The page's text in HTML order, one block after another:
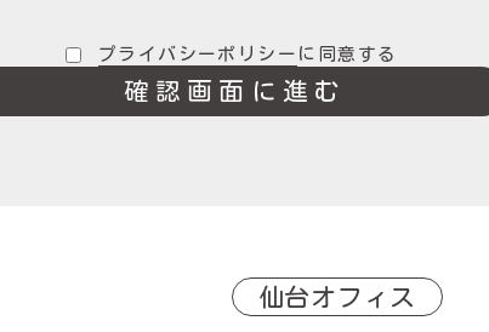
プライバシーポリシー に同意する
確認画面に進む
仙台オフィス